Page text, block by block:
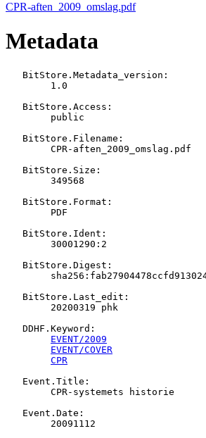
CPR-aften_2009_omslag.pdf
Metadata
   BitStore.Metadata_version:
   BitStore.Access:
   BitStore.Filename:
   BitStore.Size:
   BitStore.Format:
   BitStore.Ident:
   BitStore.Digest:
   BitStore.Last_edit:
   DDHF.Keyword:
EVENT/2009
EVENT/COVER
CPR
   Event.Title:
   Event.Date: